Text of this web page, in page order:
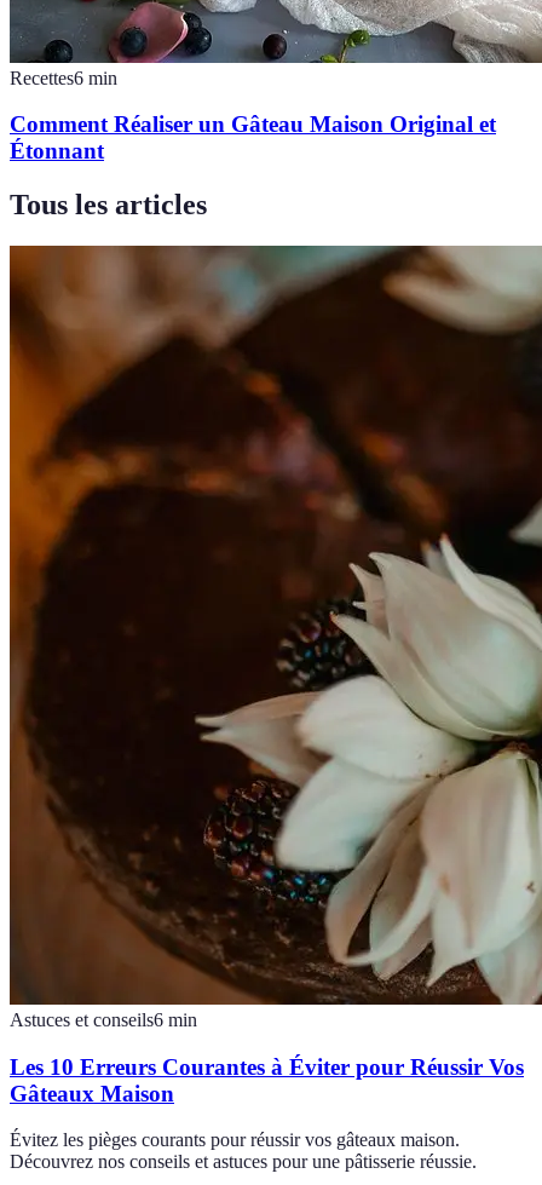
Recettes6 min
Comment Réaliser un Gâteau Maison Original et
Étonnant
Tous les articles
Astuces et conseils6 min
Les 10 Erreurs Courantes à Éviter pour Réussir Vos
Gâteaux Maison
Évitez les pièges courants pour réussir vos gâteaux maison.
Découvrez nos conseils et astuces pour une pâtisserie réussie.